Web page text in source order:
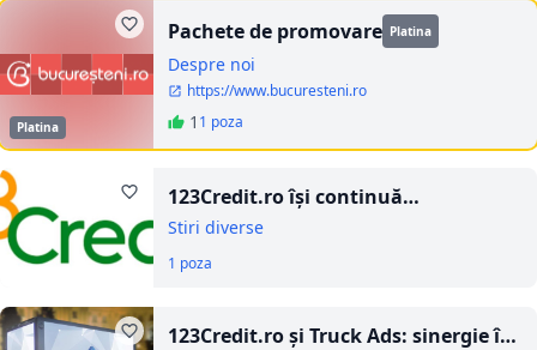
Platina
Pachete de promovare Platina
Despre noi
https://www.bucuresteni.ro
1 1 poza
123Credit.ro își continuă
expansiunea în România: noi birouri
deschise în Cluj, Baia Mare, Sibiu și
Stiri diverse
1 poza
123Credit.ro și Truck Ads: sinergie în